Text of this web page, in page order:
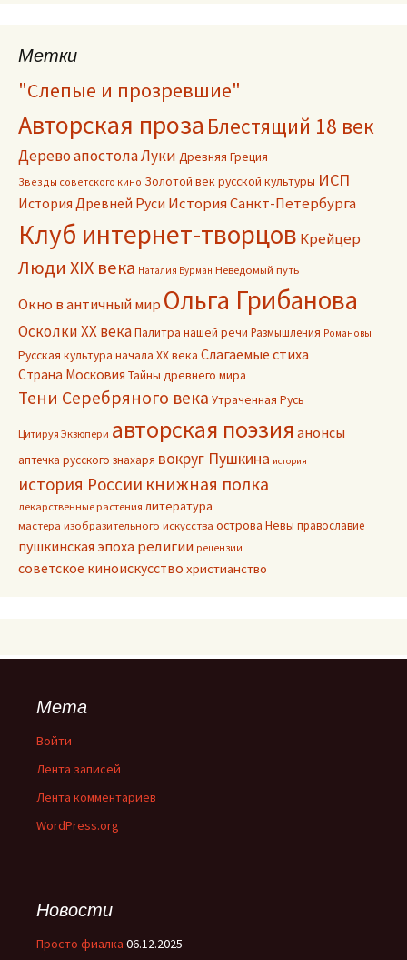
Метки
"Слепые и прозревшие"
Авторская проза Блестящий 18 век
Дерево апостола Луки Древняя Греция
Звезды советского кино Золотой век русской культуры ИСП
История Древней Руси История Санкт-Петербурга
Клуб интернет-творцов Крейцер
Люди XIX века Наталия Бурман Неведомый путь
Окно в античный мир Ольга Грибанова
Осколки ХХ векаПалитра нашей речи Размышления Романовы
Русская культура начала ХХ века Слагаемые стиха
Страна Московия Тайны древнего мира
Тени Серебряного века Утраченная Русь
Цитируя Экзюпери авторская поэзия анонсы
аптечка русского знахаря вокруг Пушкина история
история России книжная полка
лекарственные растения литература
мастера изобразительного искусства острова Невы православие
пушкинская эпоха религии рецензии
советское киноискусство христианство
Мета
Войти
Лента записей
Лента комментариев
WordPress.org
Новости
Просто фиалка 06.12.2025